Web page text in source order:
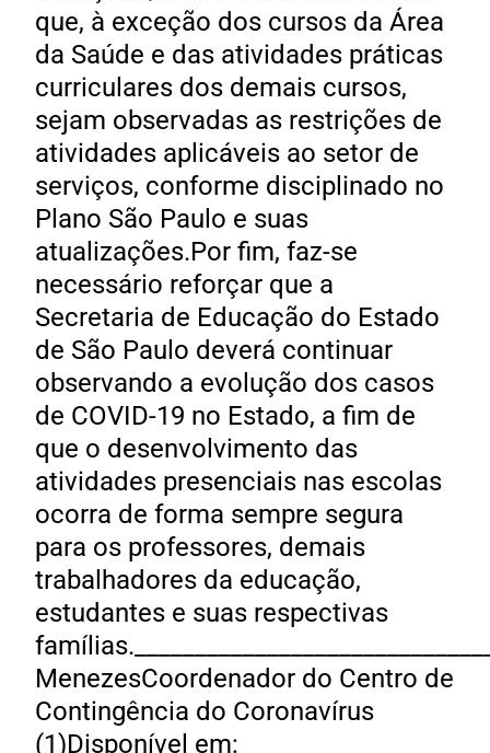
que, à exceção dos cursos da Área
da Saúde e das atividades práticas
curriculares dos demais cursos,
sejam observadas as restrições de
atividades aplicáveis ao setor de
serviços, conforme disciplinado no
Plano São Paulo e suas
atualizações.Por fim, faz-se
necessário reforçar que a
Secretaria de Educação do Estado
de São Paulo deverá continuar
observando a evolução dos casos
de COVID-19 no Estado, a fim de
que o desenvolvimento das
atividades presenciais nas escolas
ocorra de forma sempre segura
para os professores, demais
trabalhadores da educação,
estudantes e suas respectivas
MenezesCoordenador do Centro de
Contingência do Coronavírus
(1)Disponível em: